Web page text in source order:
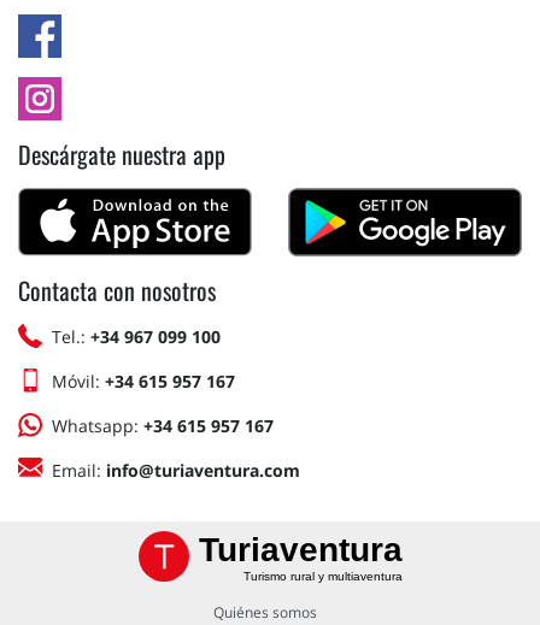
Descárgate nuestra app
Contacta con nosotros
Tel.: +34 967 099 100
Móvil: +34 615 957 167
Whatsapp: +34 615 957 167
Email: info@turiaventura.com
Turiaventura
Turismo rural y multiaventura
Quiénes somos